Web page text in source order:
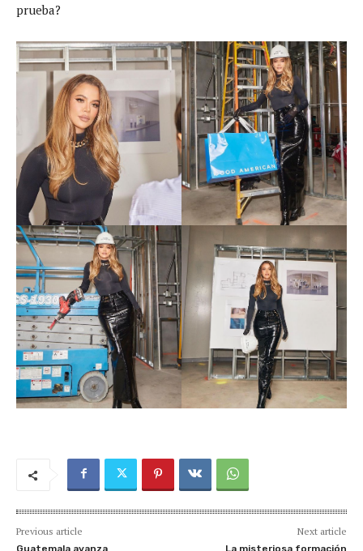
prueba?
Previous article Next article